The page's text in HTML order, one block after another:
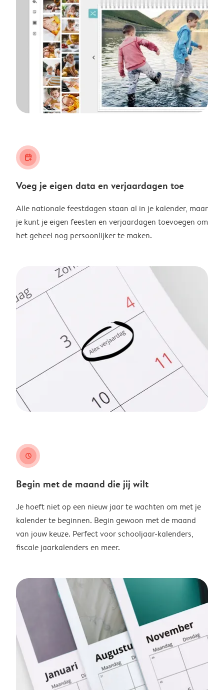
calendar_plus
Voeg je eigen data en verjaardagen toe
Alle nationale feestdagen staan al in je kalender, maar
je kunt je eigen feesten en verjaardagen toevoegen om
het geheel nog persoonlijker te maken.
clock
Begin met de maand die jij wilt
Je hoeft niet op een nieuw jaar te wachten om met je
kalender te beginnen. Begin gewoon met de maand
van jouw keuze. Perfect voor schooljaar-kalenders,
fiscale jaarkalenders en meer.